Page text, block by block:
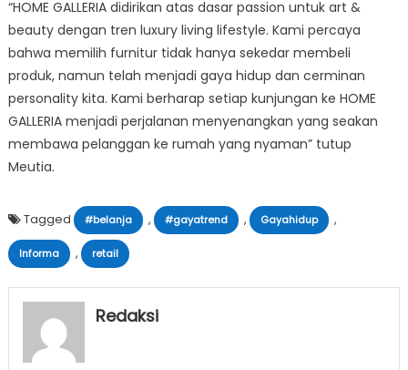
“HOME GALLERIA didirikan atas dasar passion untuk art &
beauty dengan tren luxury living lifestyle. Kami percaya
bahwa memilih furnitur tidak hanya sekedar membeli
produk, namun telah menjadi gaya hidup dan cerminan
personality kita. Kami berharap setiap kunjungan ke HOME
GALLERIA menjadi perjalanan menyenangkan yang seakan
membawa pelanggan ke rumah yang nyaman” tutup
Meutia.
Tagged #belanja , #gayatrend , Gayahidup ,
Informa , retail
Redaksi